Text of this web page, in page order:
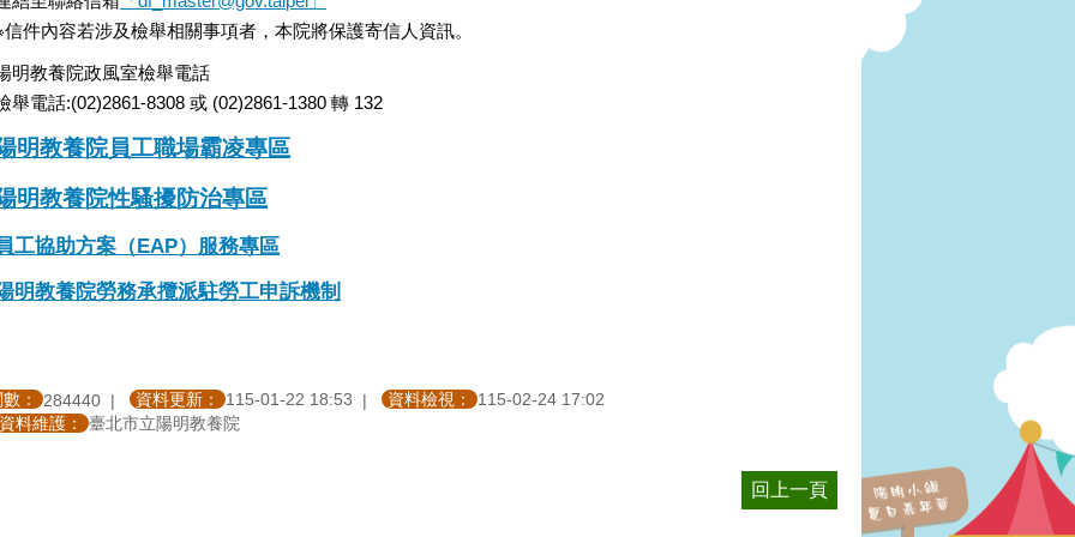
信件內容若涉及檢舉相關事項者，本院將保護寄信人資訊。
明教養院政風室檢舉電話
舉電話:(02)2861-8308 或 (02)2861-1380 轉 132
明教養院員工職場霸凌專區
明教養院性騷擾防治專區
工協助方案（EAP）服務專區
明教養院勞務承攬派駐勞工申訴機制
： 284440 資料更新： 115-01-22 18:53 資料檢視：
115-02-24 17:02
資料維護：
臺北市立陽明教養院
回上一頁